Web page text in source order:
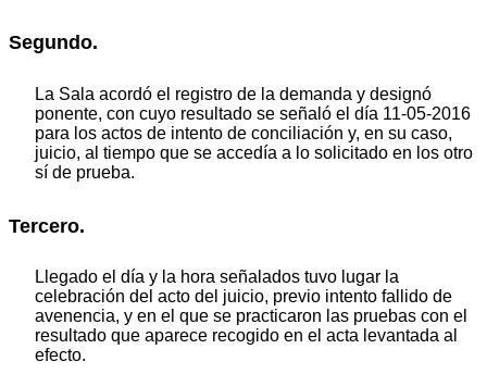
Segundo.
La Sala acordó el registro de la demanda y designó
ponente, con cuyo resultado se señaló el día 11-05-2016
para los actos de intento de conciliación y, en su caso,
juicio, al tiempo que se accedía a lo solicitado en los otro
sí de prueba.
Tercero.
Llegado el día y la hora señalados tuvo lugar la
celebración del acto del juicio, previo intento fallido de
avenencia, y en el que se practicaron las pruebas con el
resultado que aparece recogido en el acta levantada al
efecto.